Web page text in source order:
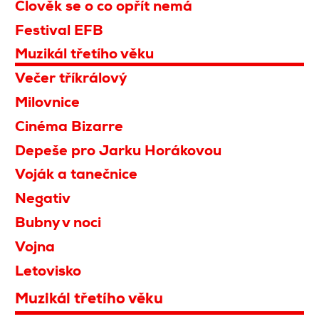
Člověk se o co opřít nemá
Festival EFB
Muzikál třetího věku
Večer tříkrálový
Milovnice
Cinéma Bizarre
Depeše pro Jarku Horákovou
Voják a tanečnice
Negativ
Bubny v noci
Vojna
Letovisko
Muzikál třetího věku